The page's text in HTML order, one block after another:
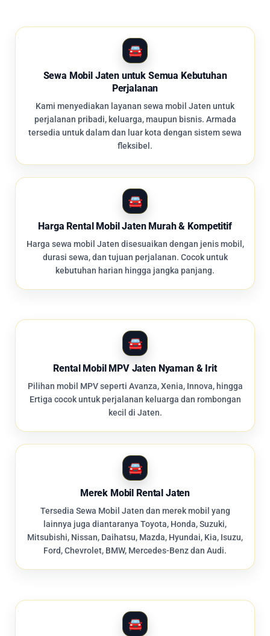
Sewa Mobil Jaten untuk Semua Kebutuhan
Perjalanan
Kami menyediakan layanan sewa mobil Jaten untuk
perjalanan pribadi, keluarga, maupun bisnis. Armada
tersedia untuk dalam dan luar kota dengan sistem sewa
fleksibel.
Harga Rental Mobil Jaten Murah & Kompetitif
Harga sewa mobil Jaten disesuaikan dengan jenis mobil,
durasi sewa, dan tujuan perjalanan. Cocok untuk
kebutuhan harian hingga jangka panjang.
Rental Mobil MPV Jaten Nyaman & Irit
Pilihan mobil MPV seperti Avanza, Xenia, Innova, hingga
Ertiga cocok untuk perjalanan keluarga dan rombongan
kecil di Jaten.
Merek Mobil Rental Jaten
Tersedia Sewa Mobil Jaten dan merek mobil yang
lainnya juga diantaranya Toyota, Honda, Suzuki,
Mitsubishi, Nissan, Daihatsu, Mazda, Hyundai, Kia, Isuzu,
Ford, Chevrolet, BMW, Mercedes-Benz dan Audi.